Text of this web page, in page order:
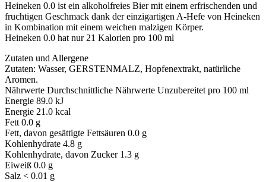
Heineken 0.0 ist ein alkoholfreies Bier mit einem erfrischenden und
fruchtigen Geschmack dank der einzigartigen A-Hefe von Heineken
in Kombination mit einem weichen malzigen Körper.
Heineken 0.0 hat nur 21 Kalorien pro 100 ml
Zutaten und Allergene
Zutaten: Wasser, GERSTENMALZ, Hopfenextrakt, natürliche
Aromen.
Nährwerte Durchschnittliche Nährwerte Unzubereitet pro 100 ml
Energie 89.0 kJ
Energie 21.0 kcal
Fett 0.0 g
Fett, davon gesättigte Fettsäuren 0.0 g
Kohlenhydrate 4.8 g
Kohlenhydrate, davon Zucker 1.3 g
Eiweiß 0.0 g
Salz < 0.01 g